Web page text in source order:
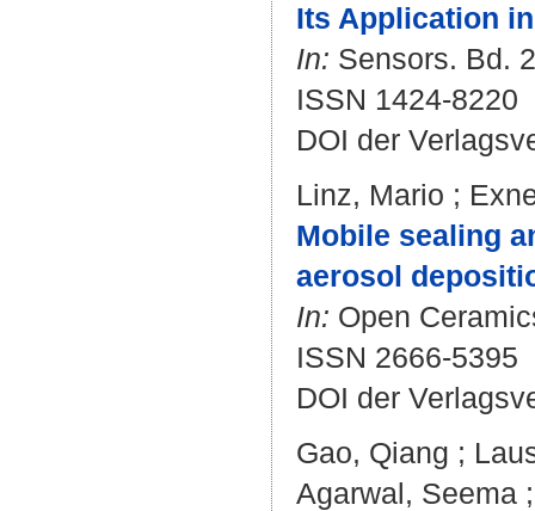
Its Application
In: Sensors. Bd.
ISSN 1424-8220
DOI der
Linz, Mario ;
Mobile sealing
aerosol
In: Open
ISSN 2666-5395
DOI der
Gao, Qiang ;
Agarwal, Seema